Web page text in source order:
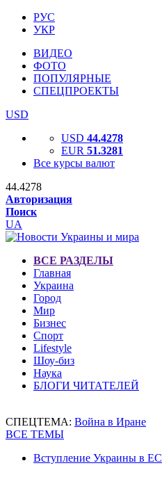
РУС
УКР
ВИДЕО
ФОТО
ПОПУЛЯРНЫЕ
СПЕЦПРОЕКТЫ
USD
USD 44.4278
EUR 51.3281
Все курсы валют
44.4278
Авторизация
Поиск
UA
ВСЕ РАЗДЕЛЫ
Главная
Украина
Город
Мир
Бизнес
Спорт
Lifestyle
Шоу-биз
Наука
БЛОГИ ЧИТАТЕЛЕЙ
СПЕЦТЕМА: Война в Иране
ВСЕ ТЕМЫ
Вступление Украины в ЕС